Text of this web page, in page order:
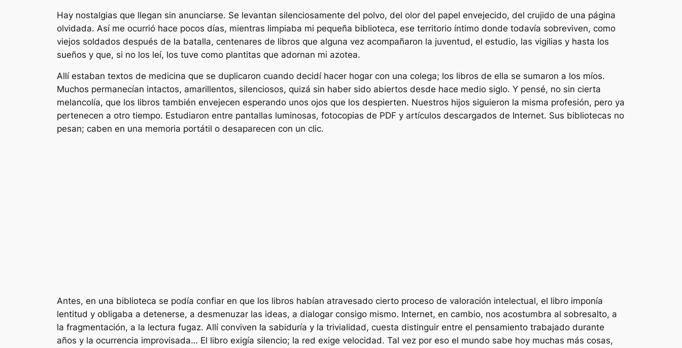
Hay nostalgias que llegan sin anunciarse. Se levantan silenciosamente del polvo, del olor del papel envejecido, del crujido de una página
olvidada. Así me ocurrió hace pocos días, mientras limpiaba mi pequeña biblioteca, ese territorio íntimo donde todavía sobreviven, como
viejos soldados después de la batalla, centenares de libros que alguna vez acompañaron la juventud, el estudio, las vigilias y hasta los
sueños y que, si no los leí, los tuve como plantitas que adornan mi azotea.
Allí estaban textos de medicina que se duplicaron cuando decidí hacer hogar con una colega; los libros de ella se sumaron a los míos.
Muchos permanecían intactos, amarillentos, silenciosos, quizá sin haber sido abiertos desde hace medio siglo. Y pensé, no sin cierta
melancolía, que los libros también envejecen esperando unos ojos que los despierten. Nuestros hijos siguieron la misma profesión, pero ya
pertenecen a otro tiempo. Estudiaron entre pantallas luminosas, fotocopias de PDF y artículos descargados de Internet. Sus bibliotecas no
pesan; caben en una memoria portátil o desaparecen con un clic.
Antes, en una biblioteca se podía confiar en que los libros habían atravesado cierto proceso de valoración intelectual, el libro imponía
lentitud y obligaba a detenerse, a desmenuzar las ideas, a dialogar consigo mismo. Internet, en cambio, nos acostumbra al sobresalto, a
la fragmentación, a la lectura fugaz. Allí conviven la sabiduría y la trivialidad, cuesta distinguir entre el pensamiento trabajado durante
años y la ocurrencia improvisada… El libro exigía silencio; la red exige velocidad. Tal vez por eso el mundo sabe hoy muchas más cosas,